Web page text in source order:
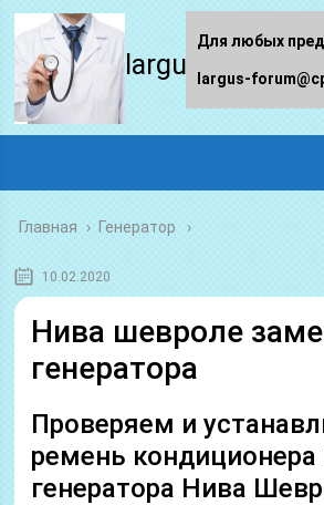
largus-forum.ru
Главная › Генератор
10.02.2020
Нива шевроле
генератора
Проверяем и
ремень
генератора Нива
Для любых
largus-